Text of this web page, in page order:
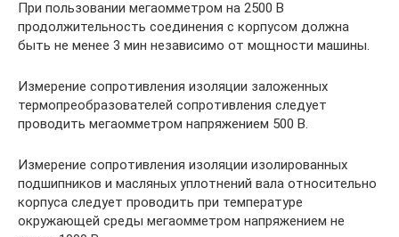
При пользовании мегаомметром на 2500 В
продолжительность соединения с корпусом должна
быть не менее 3 мин независимо от мощности машины.
Измерение сопротивления изоляции заложенных
термопреобразователей сопротивления следует
проводить мегаомметром напряжением 500 В.
Измерение сопротивления изоляции изолированных
подшипников и масляных уплотнений вала относительно
корпуса следует проводить при температуре
окружающей среды мегаомметром напряжением не